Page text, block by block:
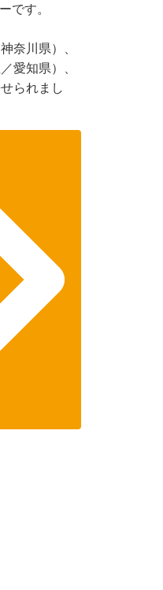
です。
奈川県）、
愛知県）、
られまし